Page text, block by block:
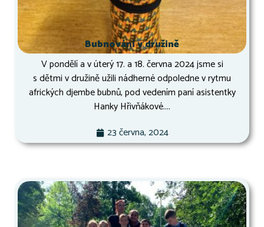
Bubnování v družině
V pondělí a v úterý 17. a 18. června 2024 jsme si
s dětmi v družině užili nádherné odpoledne v rytmu
afrických djembe bubnů, pod vedením paní asistentky
Hanky Hřivňákové....
23 června, 2024